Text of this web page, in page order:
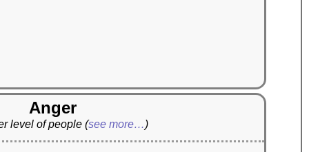
Anger
level of people(see more…)